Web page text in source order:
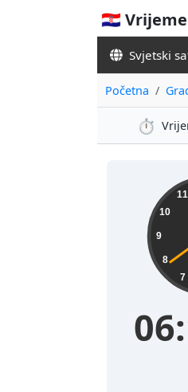
🇭🇷
Svjetski
Početna
⏱️
7
8
9
10
11